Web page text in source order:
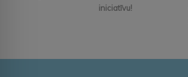
iniciatīvu!